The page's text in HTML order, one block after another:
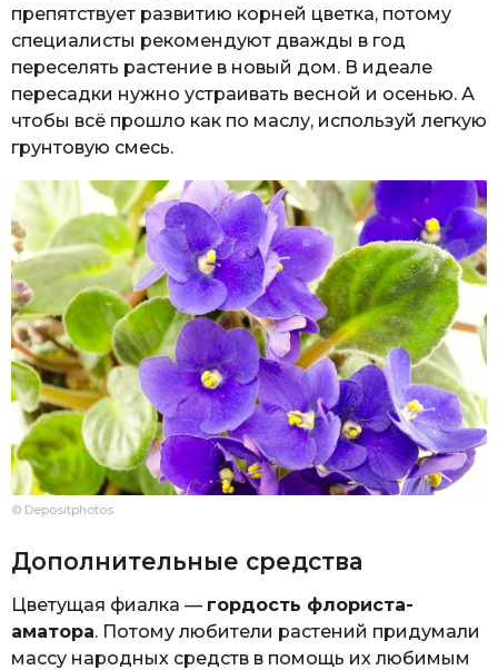
препятствует развитию корней цветка, потому
специалисты рекомендуют дважды в год
переселять растение в новый дом. В идеале
пересадки нужно устраивать весной и осенью. А
чтобы всё прошло как по маслу, используй легкую
грунтовую смесь.
© Depositphotos
Дополнительные средства
Цветущая фиалка — гордость флориста-
аматора. Потому любители растений придумали
массу народных средств в помощь их любимым